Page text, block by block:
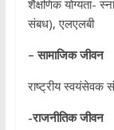
शैक्षणिक योग्यता-
संबध), एलएलबी
– सामाजिक जीवन
राष्ट्रीय स्वयंसेवक
-राजनीतिक जीवन